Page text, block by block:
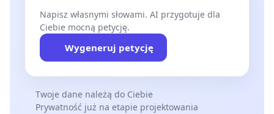
Napisz własnymi słowami. AI przygotuje dla
Ciebie mocną petycję.
Wygeneruj petycję
Twoje dane należą do Ciebie
Prywatność już na etapie projektowania